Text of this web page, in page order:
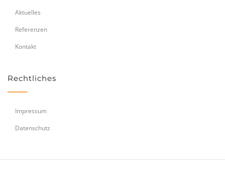
Aktuelles
Referenzen
Kontakt
Rechtliches
Impressum
Datenschutz